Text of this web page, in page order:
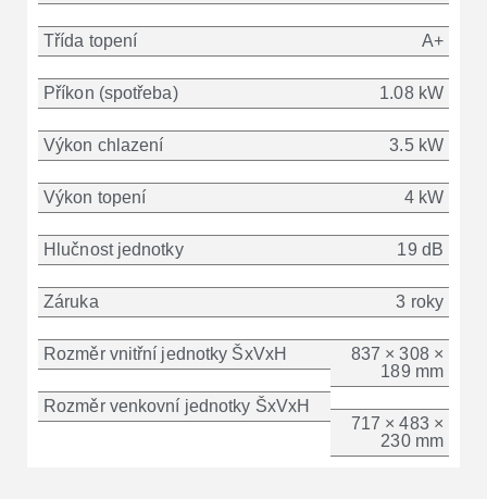
Třída topení
Příkon (spotřeba)
Výkon chlazení
Výkon topení
Hlučnost jednotky
Záruka
Rozměr vnitřní jednotky ŠxVxH
Rozměr venkovní jednotky ŠxVxH
A+
1.08 kW
3.5 kW
4 kW
19 dB
3 roky
837 × 308 ×
189 mm
717 × 483 ×
230 mm